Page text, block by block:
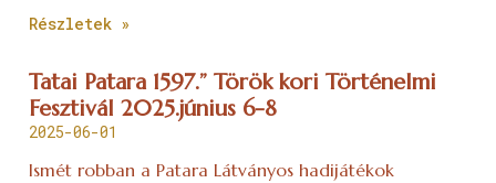
Részletek »
Tatai Patara 1597.” Török kori Történelmi
Fesztivál 2025.június 6-8
2025-06-01
Ismét robban a Patara Látványos hadijátékok